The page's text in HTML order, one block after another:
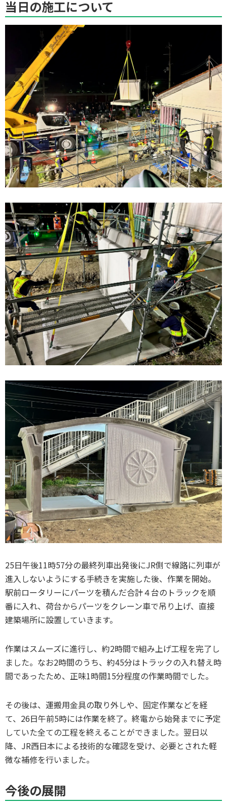
当日の施工について
25日午後11時57分の最終列車出発後にJR側で線路に列車が
進入しないようにする手続きを実施した後、作業を開始。
駅前ロータリーにパーツを積んだ合計４台のトラックを順
番に入れ、荷台からパーツをクレーン車で吊り上げ、直接
建築場所に設置していきます。
作業はスムーズに進行し、約2時間で組み上げ工程を完了し
ました。なお2時間のうち、約45分はトラックの入れ替え時
間であったため、正味1時間15分程度の作業時間でした。
その後は、運搬用金具の取り外しや、固定作業などを経
て、26日午前5時には作業を終了。終電から始発までに予定
していた全ての工程を終えることができました。翌日以
降、JR西日本による技術的な確認を受け、必要とされた軽
微な補修を行いました。
今後の展開